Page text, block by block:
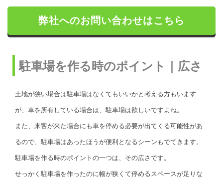
弊社へのお問い合わせはこちら
駐車場を作る時のポイント｜広さ
土地が狭い場合は駐車場はなくてもいいかと考える方もいます
が、車を所有している場合は、駐車場は欲しいですよね。
また、来客が来た場合にも車を停める必要が出てくる可能性があ
るので、駐車場はあったほうが便利となるシーンもでてきます。
駐車場を作る時のポイントの一つは、その広さです。
せっかく駐車場を作ったのに幅が狭くて停めるスペースが足りな